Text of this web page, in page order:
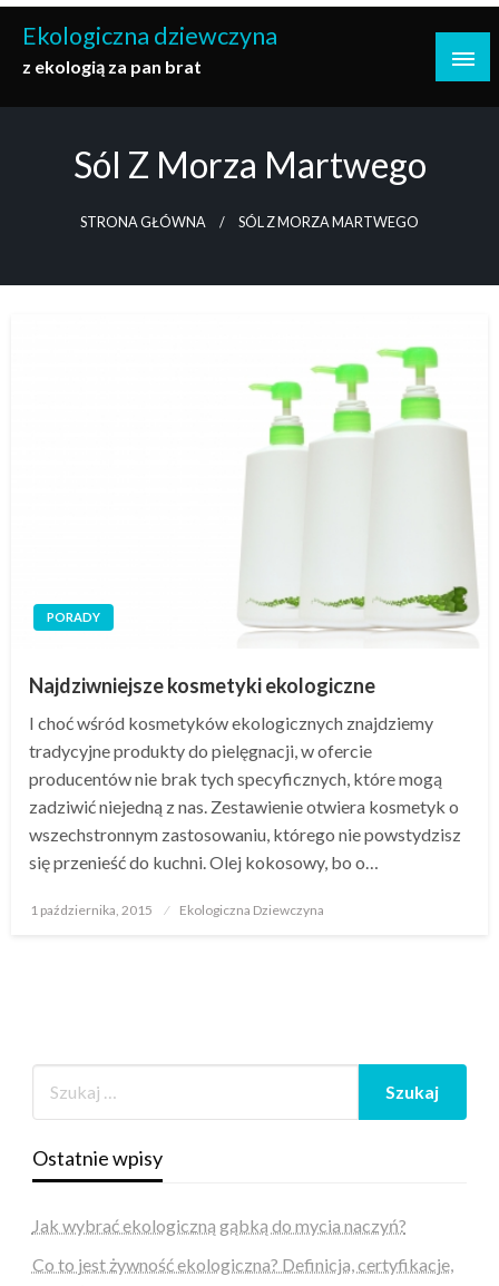
Przejdź
treści
Ekologiczna dziewczyna
z ekologią za pan brat
Sól Z Morza Martwego
STRONA GŁÓWNA SÓL Z MORZA MARTWEGO
PORADY
Najdziwniejsze kosmetyki ekologiczne
I choć wśród kosmetyków ekologicznych znajdziemy
tradycyjne produkty do pielęgnacji, w ofercie
producentów nie brak tych specyficznych, które mogą
zadziwić niejedną z nas. Zestawienie otwiera kosmetyk o
wszechstronnym zastosowaniu, którego nie powstydzisz
się przenieść do kuchni. Olej kokosowy, bo o…
Opublikowane
1 października, 2015 Ekologiczna Dziewczyna
Ostatnie wpisy
Jak wybrać ekologiczną gąbką do mycia naczyń?
Co to jest żywność ekologiczna? Definicja, certyfikacje,